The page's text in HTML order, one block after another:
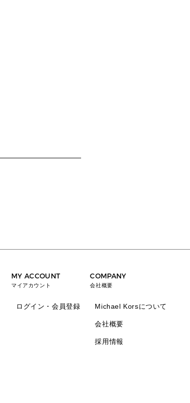
MY ACCOUNT
マイアカウント
ログイン・会員登録
COMPANY
会社概要
Michael Korsについて
会社概要
採用情報